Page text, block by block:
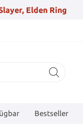
Elden Ring
Bestseller